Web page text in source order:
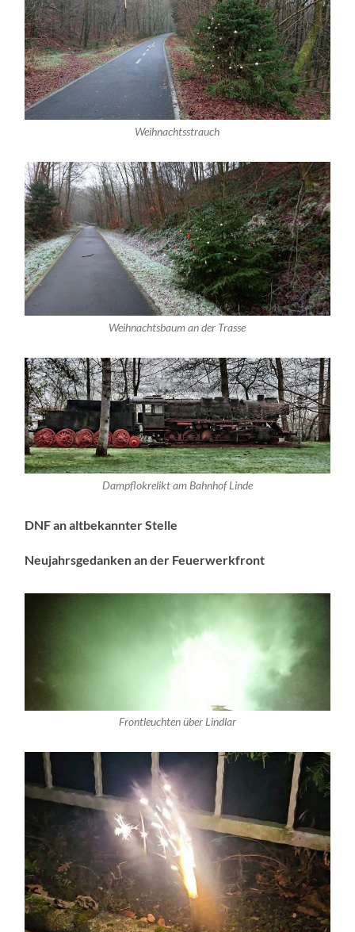
Weihnachtsstrauch
Weihnachtsbaum an der Trasse
Dampflokrelikt am Bahnhof Linde
DNF an altbekannter Stelle
Neujahrsgedanken an der Feuerwerkfront
Frontleuchten über Lindlar